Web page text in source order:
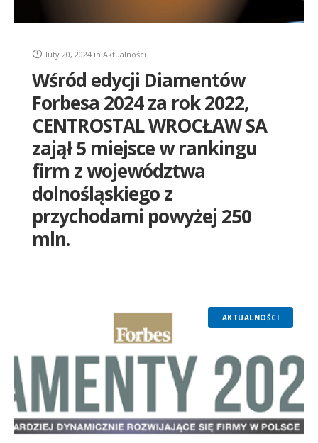
luty 20, 2024 in Aktualności
Wśród edycji Diamentów
Forbesa 2024 za rok 2022,
CENTROSTAL WROCŁAW SA
zajął 5 miejsce w rankingu
firm z województwa
dolnośląskiego z
przychodami powyżej 250
mln.
AKTUALNOŚCI